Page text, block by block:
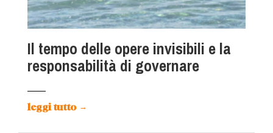
Il tempo delle opere invisibili e la
responsabilità di governare
leggi tutto →